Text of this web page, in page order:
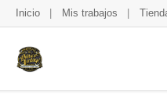
Inicio Mis trabajos